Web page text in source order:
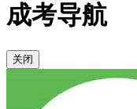
成考导航
关闭